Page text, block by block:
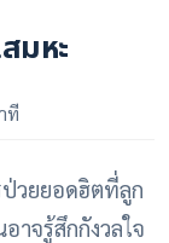
มหะ
ที
ป่วยยอดฮิตที่ลูก
จรู้สึกกังวลใจ